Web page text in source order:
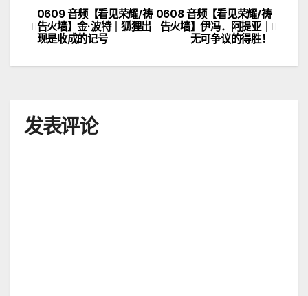
文
章
0608 音频【看见荣耀/祷
告火墙】伊冯．阿提亚｜
无可争议的得胜！
0609 音频【看见荣耀/祷
告火墙】金·波特｜狐狸出
现是收成的记号
发表评论